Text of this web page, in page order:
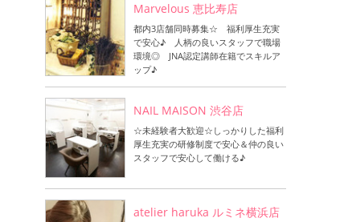
Marvelous 恵比寿店
都内3店舗同時募集☆ 福利厚生充実
で安心♪ 人柄の良いスタッフで職場
環境◎ JNA認定講師在籍でスキルア
ップ♪
NAIL MAISON 渋谷店
☆未経験者大歓迎☆しっかりした福利
厚生充実の研修制度で安心＆仲の良い
スタッフで安心して働ける♪
atelier haruka ルミネ横浜店